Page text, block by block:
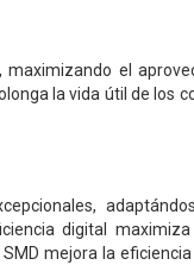
maximizando el
la vida útil de los
digital
mejora la